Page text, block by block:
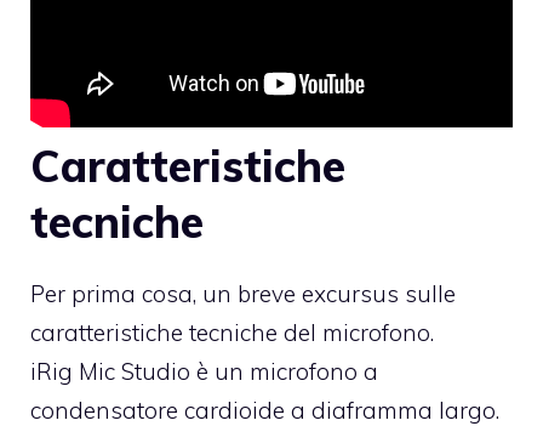
Caratteristiche
tecniche
Per prima cosa, un breve excursus sulle
caratteristiche tecniche del microfono.
iRig Mic Studio è un microfono a
condensatore cardioide a diaframma largo.